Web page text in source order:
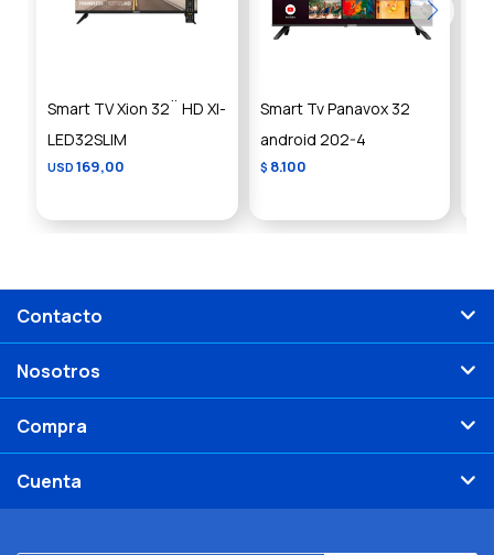
Smart TV Xion 32¨ HD XI-
LED32SLIM
USD 169,00
Smart Tv Panavox 32
android 202-4
$ 8.100
Contacto
Nosotros
Compra
Cuenta